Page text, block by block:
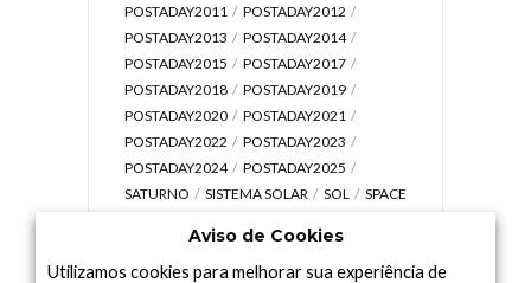
POSTADAY2011
POSTADAY2012
POSTADAY2013
POSTADAY2014
POSTADAY2015
POSTADAY2017
POSTADAY2018
POSTADAY2019
POSTADAY2020
POSTADAY2021
POSTADAY2022
POSTADAY2023
POSTADAY2024
POSTADAY2025
SATURNO
SISTEMA SOLAR SOL
SPACE
UNIVERSO
VÍDEO
Aviso de Cookies
Utilizamos cookies para melhorar sua experiência de